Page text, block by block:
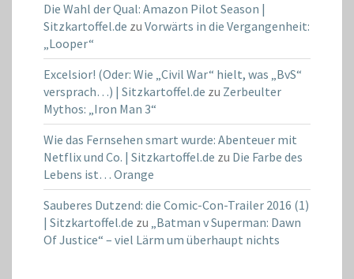
Die Wahl der Qual: Amazon Pilot Season |
Sitzkartoffel.de zu Vorwärts in die Vergangenheit:
„Looper“
Excelsior! (Oder: Wie „Civil War“ hielt, was „BvS“
versprach…) | Sitzkartoffel.de zu Zerbeulter
Mythos: „Iron Man 3“
Wie das Fernsehen smart wurde: Abenteuer mit
Netflix und Co. | Sitzkartoffel.de zu Die Farbe des
Lebens ist… Orange
Sauberes Dutzend: die Comic-Con-Trailer 2016 (1)
| Sitzkartoffel.de zu „Batman v Superman: Dawn
Of Justice“ – viel Lärm um überhaupt nichts